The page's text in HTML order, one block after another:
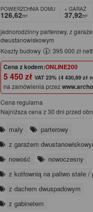
POWIERZCHNIA DOMU
126,62m²
+ GARAŻ
37,92m²
jednorodzinny parterowy, z
dwustanowiskowym
Koszty budowy
: 395 000 zł
Cena z kodem:ONLINE200
5 450 zł (4 430,89 zł
na zamówienia przez
Cena regularna
Najniższa cena z 30 dni przed
mały
parterowy
z garażem
nowość
nowoczesny
z kotłownią na paliwo stałe /
z dachem dwuspadowym
z gabinetem